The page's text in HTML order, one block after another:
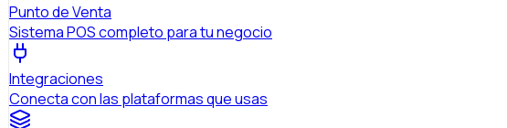
Punto de Venta
Sistema POS completo para tu negocio
Integraciones
Conecta con las plataformas que usas